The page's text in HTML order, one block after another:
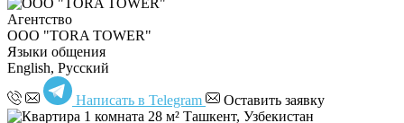
Агентство
OOO "TORA TOWER"
Языки общения
English, Русский
Написать в Telegram Оставить заявку